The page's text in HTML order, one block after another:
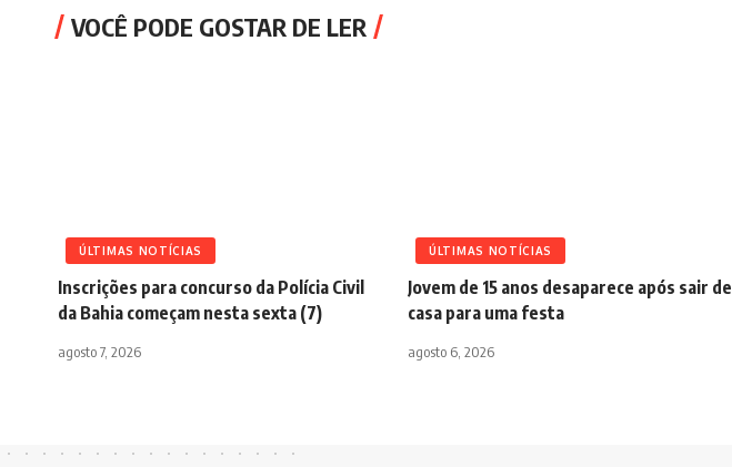
VOCÊ PODE GOSTAR DE LER
ÚLTIMAS NOTÍCIAS
Inscrições para concurso da Polícia Civil
da Bahia começam nesta sexta (7)
agosto 7, 2026
ÚLTIMAS NOTÍCIAS
Jovem de 15 anos desaparece após sair de
casa para uma festa
agosto 6, 2026